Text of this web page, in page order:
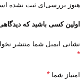
هنوز بررسی‌ای ثبت نشده
اولین کسی باشید که دیدگاهی می
نشانی ایمیل شما منتشر
*
امتیاز شما *